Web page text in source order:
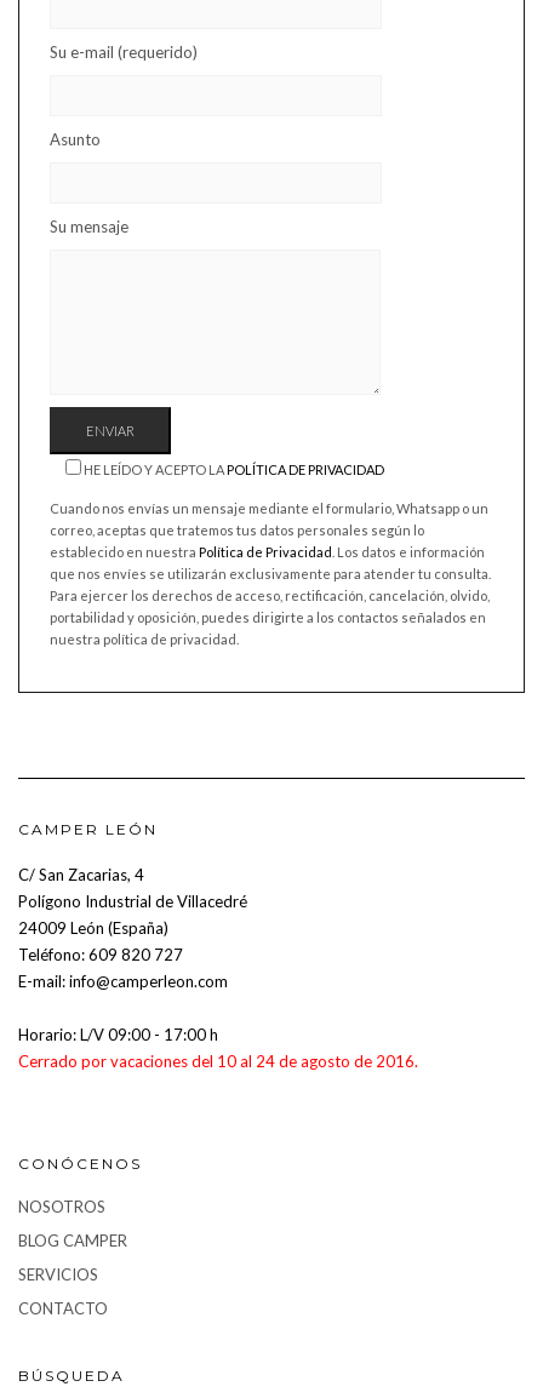
Su e-mail (requerido)
Asunto
Su mensaje
HE LEÍDO Y ACEPTO LAPOLÍTICA DE PRIVACIDAD
Cuando nos envías un mensaje mediante el formulario, Whatsapp o un
correo, aceptas que tratemos tus datos personales según lo
establecido en nuestra Política de Privacidad . Los datos e información
que nos envíes se utilizarán exclusivamente para atender tu consulta.
Para ejercer los derechos de acceso, rectificación, cancelación, olvido,
portabilidad y oposición, puedes dirigirte a los contactos señalados en
nuestra política de privacidad.
CAMPER LEÓN
C/ San Zacarias, 4
Polígono Industrial de Villacedré
24009 León (España)
Teléfono:609 820 727
E-mail:info@camperleon.com
Horario: L/V 09:00 - 17:00 h
Cerrado por vacaciones del 10 al 24 de agosto de 2016.
CONÓCENOS
NOSOTROS
BLOG CAMPER
SERVICIOS
CONTACTO
BÚSQUEDA